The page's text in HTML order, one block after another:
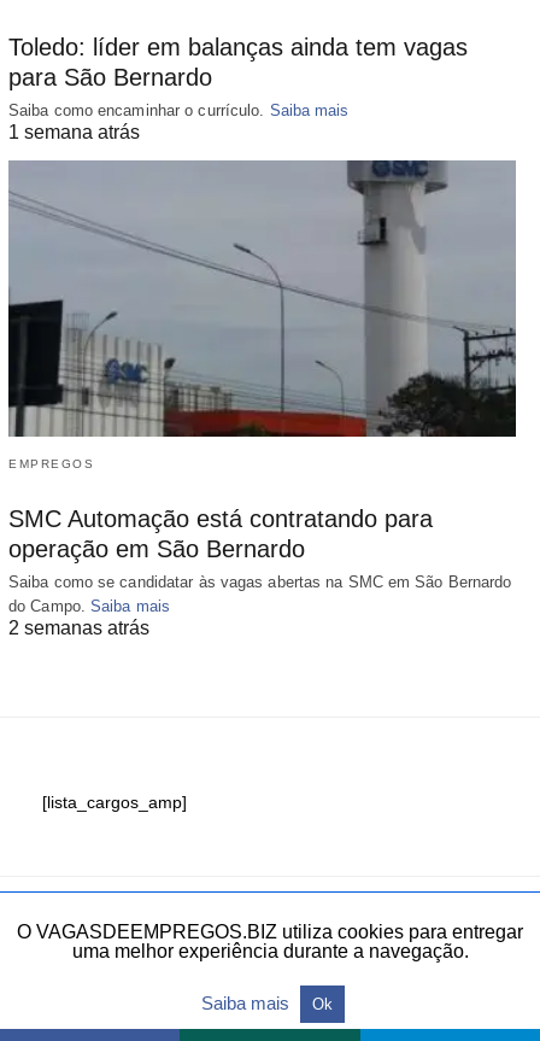
Toledo: líder em balanças ainda tem vagas
para São Bernardo
Saiba como encaminhar o currículo. Saiba mais
1 semana atrás
EMPREGOS
SMC Automação está contratando para
operação em São Bernardo
Saiba como se candidatar às vagas abertas na SMC em São Bernardo
do Campo. Saiba mais
2 semanas atrás
[lista_cargos_amp]
Fale conosco
O VAGASDEEMPREGOS.BIZ utiliza cookies para entregar
uma melhor experiência durante a navegação.
Saiba mais Ok